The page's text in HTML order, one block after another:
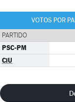
VOTOS POR
PARTIDO
PSC-PM
CiU